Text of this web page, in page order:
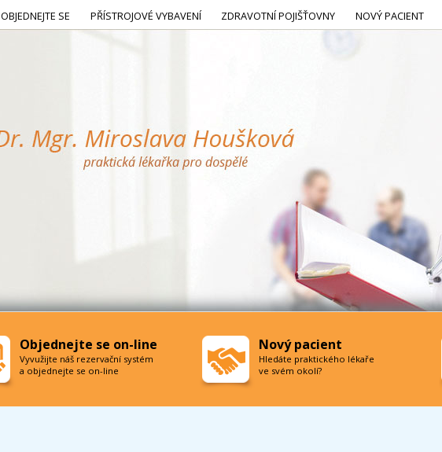
OBJEDNEJTE SE PŘÍSTROJOVÉ VYBAVENÍ ZDRAVOTNÍ POJIŠŤOVNY NOVÝ PACIENT
Objednejte se on-line
Vyvužijte náš rezervační systém
a objednejte se on-line
Nový pacient
Hledáte praktického lékaře
ve svém okolí?